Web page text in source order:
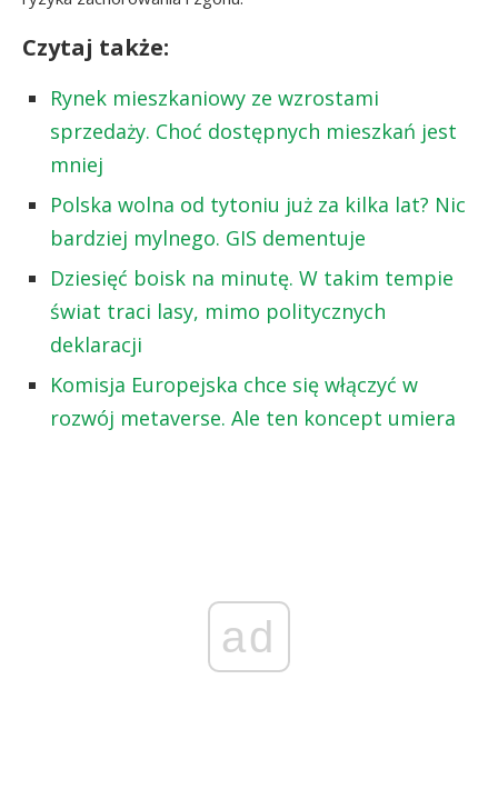
Czytaj także:
Rynek mieszkaniowy ze wzrostami
sprzedaży. Choć dostępnych mieszkań jest
mniej
Polska wolna od tytoniu już za kilka lat? Nic
bardziej mylnego. GIS dementuje
Dziesięć boisk na minutę. W takim tempie
świat traci lasy, mimo politycznych
deklaracji
Komisja Europejska chce się włączyć w
rozwój metaverse. Ale ten koncept umiera
ad